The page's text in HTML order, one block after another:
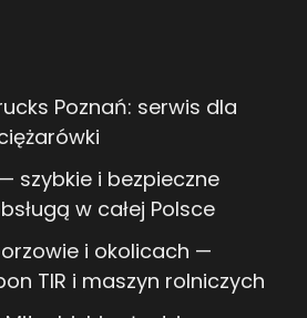
Poznań: serwis dla
szybkie i bezpieczne
w całej Polsce
i okolicach —
TIR i maszyn rolniczych